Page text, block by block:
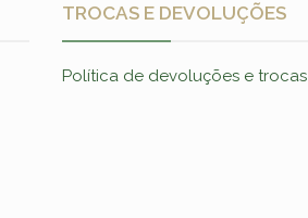
TROCAS E DEVOLUÇÕES
Política de devoluções e trocas